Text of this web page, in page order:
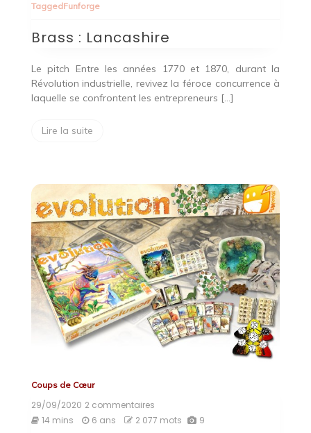
TaggedFunforge
Brass : Lancashire
Le pitch Entre les années 1770 et 1870, durant la
Révolution industrielle, revivez la féroce concurrence à
laquelle se confrontent les entrepreneurs […]
Lire la suite
Coups de Cœur
29/09/2020 2 commentaires
Evolution
14 mins 6 ans 2 077 mots 9